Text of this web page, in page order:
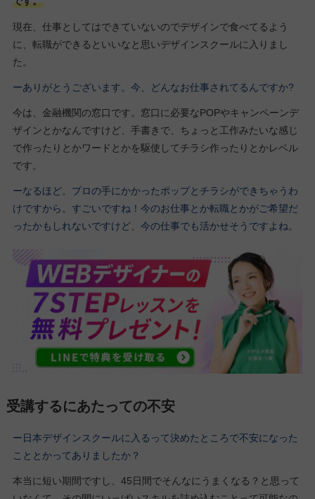
現在、仕事としてはできていないのでデザインで食べてるよう
に、転職ができるといいなと思いデザインスクールに入りまし
た。
ーありがとうございます。今、どんなお仕事されてるんですか?
今は、金融機関の窓口です。窓口に必要なPOPやキャンペーンデ
ザインとかなんですけど、手書きで、ちょっと工作みたいな感じ
で作ったりとかワードとかを駆使してチラシ作ったりとかレベル
です。
ーなるほど。プロの手にかかったポップとチラシができちゃうわ
けですから。すごいですね！今のお仕事とか転職とかがご希望だ
ったかもしれないですけど、今の仕事でも活かせそうですよね。
受講するにあたっての不安
ー日本デザインスクールに入るって決めたところで不安になった
こととかってありましたか？
本当に短い期間ですし、45日間でそんなにうまくなる？と思って